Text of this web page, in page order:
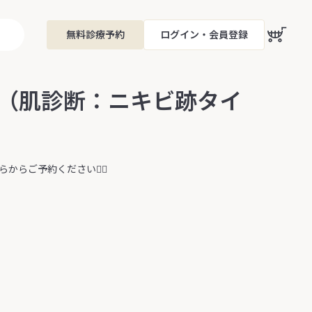
無料診療予約 ログイン・会員登録
肌診断：ニキビ跡タイ
からご予約ください🧑‍⚕️